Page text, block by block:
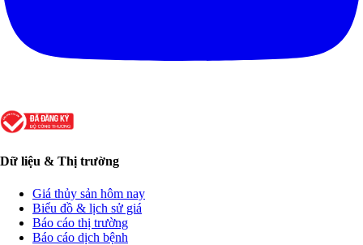
Dữ liệu & Thị trường
Giá thủy sản hôm nay
Biểu đồ & lịch sử giá
Báo cáo thị trường
Báo cáo dịch bệnh